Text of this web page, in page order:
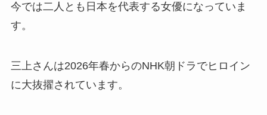
今では二人とも日本を代表する女優になっていま
す。
三上さんは2026年春からのNHK朝ドラでヒロイン
に大抜擢されています。